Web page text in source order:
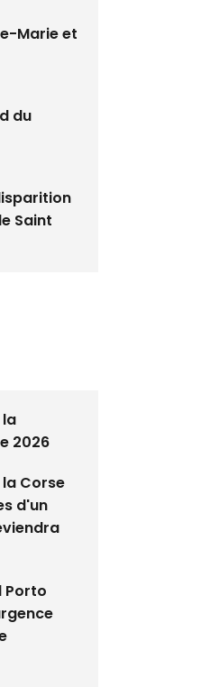
Marie et
du
Saint
2026
la Corse
d'un
Porto